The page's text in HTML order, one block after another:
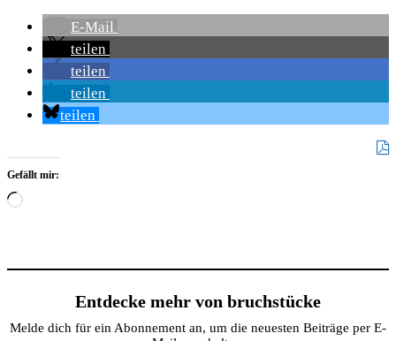
E-Mail
teilen
teilen
teilen
teilen
Gefällt mir:
Wird
Entdecke mehr von bruchstücke
Melde dich für ein Abonnement an, um die neuesten Beiträge per E-